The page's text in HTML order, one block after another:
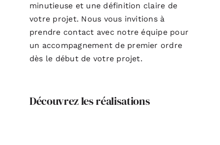
minutieuse et une définition claire de
votre projet. Nous vous invitions à
prendre contact avec notre équipe pour
un accompagnement de premier ordre
dès le début de votre projet.
Découvrez les réalisations